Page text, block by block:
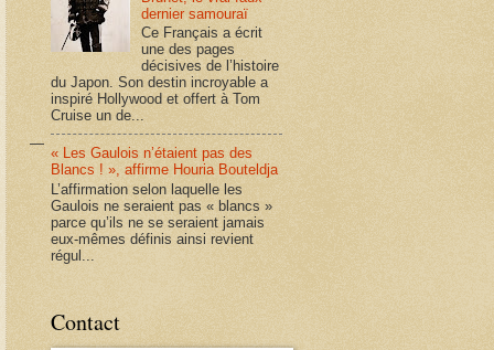
dernier samouraï
Ce Français a écrit
une des pages
décisives de l’histoire
du Japon. Son destin incroyable a
inspiré Hollywood et offert à Tom
Cruise un de...
« Les Gaulois n’étaient pas des
Blancs ! », affirme Houria Bouteldja
L’affirmation selon laquelle les
Gaulois ne seraient pas « blancs »
parce qu’ils ne se seraient jamais
eux-mêmes définis ainsi revient
régul...
Contact